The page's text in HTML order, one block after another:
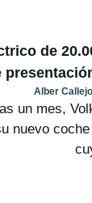
de
Alber Callejo
un mes,
nuevo